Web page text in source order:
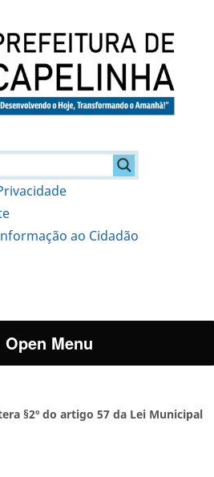
ao Cidadão
Open Menu
§2º do artigo 57 da Lei Municipal